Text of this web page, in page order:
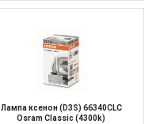
Лампа ксенон (D3S) 66340CLC
Osram Classic (4300k)